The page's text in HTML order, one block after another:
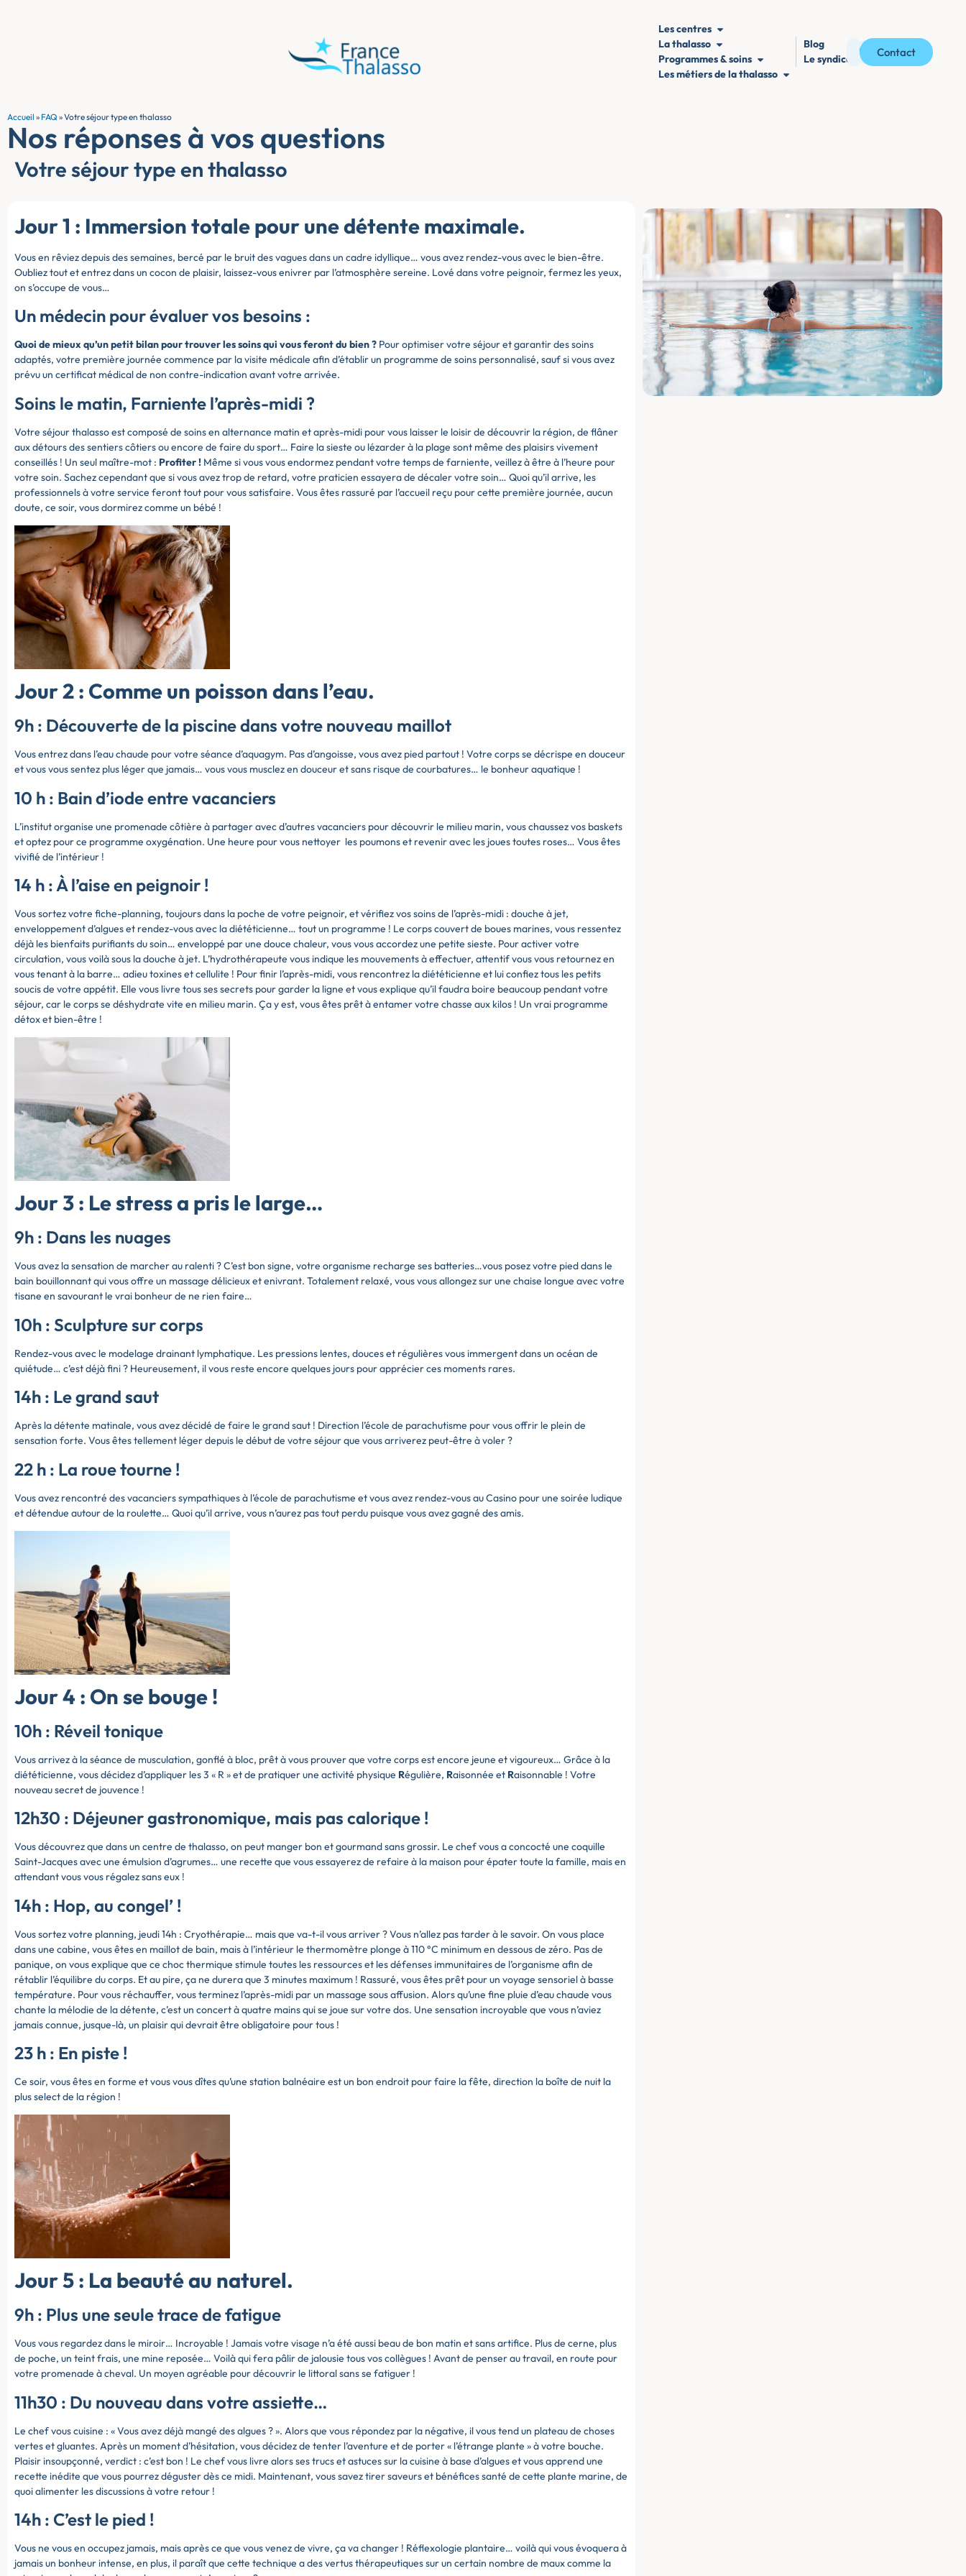
Les centres
La thalasso
Programmes & soins
Les métiers de la thalasso
Blog
Le syndicat
Contact
Accueil » FAQ»Votre séjour type en thalasso
Nos réponses à vos questions
Votre séjour type en thalasso
Jour 1 : Immersion totale pour une détente maximale.
Vous en rêviez depuis des semaines, bercé par le bruit des vagues dans un cadre idyllique… vous avez rendez-vous avec le bien-être.
Oubliez tout et entrez dans un cocon de plaisir, laissez-vous enivrer par l’atmosphère sereine. Lové dans votre peignoir, fermez les yeux,
on s’occupe de vous…
Un médecin pour évaluer vos besoins :
Quoi de mieux qu’un petit bilan pour trouver les soins qui vous feront du bien ? Pour optimiser votre séjour et garantir des soins
adaptés, votre première journée commence par la visite médicale afin d’établir un programme de soins personnalisé, sauf si vous avez
prévu un certificat médical de non contre-indication avant votre arrivée.
Soins le matin, Farniente l’après-midi ?
Votre séjour thalasso est composé de soins en alternance matin et après-midi pour vous laisser le loisir de découvrir la région, de flâner
aux détours des sentiers côtiers ou encore de faire du sport… Faire la sieste ou lézarder à la plage sont même des plaisirs vivement
conseillés ! Un seul maître-mot : Profiter ! Même si vous vous endormez pendant votre temps de farniente, veillez à être à l’heure pour
votre soin. Sachez cependant que si vous avez trop de retard, votre praticien essayera de décaler votre soin… Quoi qu’il arrive, les
professionnels à votre service feront tout pour vous satisfaire. Vous êtes rassuré par l’accueil reçu pour cette première journée, aucun
doute, ce soir, vous dormirez comme un bébé !
Jour 2 : Comme un poisson dans l’eau.
9h : Découverte de la piscine dans votre nouveau maillot
Vous entrez dans l’eau chaude pour votre séance d’aquagym. Pas d’angoisse, vous avez pied partout ! Votre corps se décrispe en douceur
et vous vous sentez plus léger que jamais… vous vous musclez en douceur et sans risque de courbatures… le bonheur aquatique !
10 h : Bain d’iode entre vacanciers
L’institut organise une promenade côtière à partager avec d’autres vacanciers pour découvrir le milieu marin, vous chaussez vos baskets
et optez pour ce programme oxygénation. Une heure pour vous nettoyer les poumons et revenir avec les joues toutes roses… Vous êtes
vivifié de l’intérieur !
14 h : À l’aise en peignoir !
Vous sortez votre fiche-planning, toujours dans la poche de votre peignoir, et vérifiez vos soins de l’après-midi : douche à jet,
enveloppement d’algues et rendez-vous avec la diététicienne… tout un programme ! Le corps couvert de boues marines, vous ressentez
déjà les bienfaits purifiants du soin… enveloppé par une douce chaleur, vous vous accordez une petite sieste. Pour activer votre
circulation, vous voilà sous la douche à jet. L’hydrothérapeute vous indique les mouvements à effectuer, attentif vous vous retournez en
vous tenant à la barre… adieu toxines et cellulite ! Pour finir l’après-midi, vous rencontrez la diététicienne et lui confiez tous les petits
soucis de votre appétit. Elle vous livre tous ses secrets pour garder la ligne et vous explique qu’il faudra boire beaucoup pendant votre
séjour, car le corps se déshydrate vite en milieu marin. Ça y est, vous êtes prêt à entamer votre chasse aux kilos ! Un vrai programme
détox et bien-être !
Jour 3 : Le stress a pris le large…
9h : Dans les nuages
Vous avez la sensation de marcher au ralenti ? C’est bon signe, votre organisme recharge ses batteries…vous posez votre pied dans le
bain bouillonnant qui vous offre un massage délicieux et enivrant. Totalement relaxé, vous vous allongez sur une chaise longue avec votre
tisane en savourant le vrai bonheur de ne rien faire…
10h : Sculpture sur corps
Rendez-vous avec le modelage drainant lymphatique. Les pressions lentes, douces et régulières vous immergent dans un océan de
quiétude… c’est déjà fini ? Heureusement, il vous reste encore quelques jours pour apprécier ces moments rares.
14h : Le grand saut
Après la détente matinale, vous avez décidé de faire le grand saut ! Direction l’école de parachutisme pour vous offrir le plein de
sensation forte. Vous êtes tellement léger depuis le début de votre séjour que vous arriverez peut-être à voler ?
22 h : La roue tourne !
Vous avez rencontré des vacanciers sympathiques à l’école de parachutisme et vous avez rendez-vous au Casino pour une soirée ludique
et détendue autour de la roulette… Quoi qu’il arrive, vous n’aurez pas tout perdu puisque vous avez gagné des amis.
Jour 4 : On se bouge !
10h : Réveil tonique
Vous arrivez à la séance de musculation, gonflé à bloc, prêt à vous prouver que votre corps est encore jeune et vigoureux… Grâce à la
diététicienne, vous décidez d’appliquer les 3 « R » et de pratiquer une activité physique Régulière, Raisonnée et Raisonnable ! Votre
nouveau secret de jouvence !
12h30 : Déjeuner gastronomique, mais pas calorique !
Vous découvrez que dans un centre de thalasso, on peut manger bon et gourmand sans grossir. Le chef vous a concocté une coquille
Saint-Jacques avec une émulsion d’agrumes… une recette que vous essayerez de refaire à la maison pour épater toute la famille, mais en
attendant vous vous régalez sans eux !
14h : Hop, au congel’ !
Vous sortez votre planning, jeudi 14h : Cryothérapie… mais que va-t-il vous arriver ? Vous n’allez pas tarder à le savoir. On vous place
dans une cabine, vous êtes en maillot de bain, mais à l’intérieur le thermomètre plonge à 110 °C minimum en dessous de zéro. Pas de
panique, on vous explique que ce choc thermique stimule toutes les ressources et les défenses immunitaires de l’organisme afin de
rétablir l’équilibre du corps. Et au pire, ça ne durera que 3 minutes maximum ! Rassuré, vous êtes prêt pour un voyage sensoriel à basse
température. Pour vous réchauffer, vous terminez l’après-midi par un massage sous affusion. Alors qu’une fine pluie d’eau chaude vous
chante la mélodie de la détente, c’est un concert à quatre mains qui se joue sur votre dos. Une sensation incroyable que vous n’aviez
jamais connue, jusque-là, un plaisir qui devrait être obligatoire pour tous !
23 h : En piste !
Ce soir, vous êtes en forme et vous vous dîtes qu’une station balnéaire est un bon endroit pour faire la fête, direction la boîte de nuit la
plus select de la région !
Jour 5 : La beauté au naturel.
9h : Plus une seule trace de fatigue
Vous vous regardez dans le miroir… Incroyable ! Jamais votre visage n’a été aussi beau de bon matin et sans artifice. Plus de cerne, plus
de poche, un teint frais, une mine reposée… Voilà qui fera pâlir de jalousie tous vos collègues ! Avant de penser au travail, en route pour
votre promenade à cheval. Un moyen agréable pour découvrir le littoral sans se fatiguer !
11h30 : Du nouveau dans votre assiette…
Le chef vous cuisine : « Vous avez déjà mangé des algues ? ». Alors que vous répondez par la négative, il vous tend un plateau de choses
vertes et gluantes. Après un moment d’hésitation, vous décidez de tenter l’aventure et de porter « l’étrange plante » à votre bouche.
Plaisir insoupçonné, verdict : c’est bon ! Le chef vous livre alors ses trucs et astuces sur la cuisine à base d’algues et vous apprend une
recette inédite que vous pourrez déguster dès ce midi. Maintenant, vous savez tirer saveurs et bénéfices santé de cette plante marine, de
quoi alimenter les discussions à votre retour !
14h : C’est le pied !
Vous ne vous en occupez jamais, mais après ce que vous venez de vivre, ça va changer ! Réflexologie plantaire… voilà qui vous évoquera à
jamais un bonheur intense, en plus, il paraît que cette technique a des vertus thérapeutiques sur un certain nombre de maux comme la